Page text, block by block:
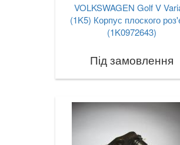
VOLKSWAGEN Golf V
(1K5) Корпус плоского
(1K0972643)
Під замовлення